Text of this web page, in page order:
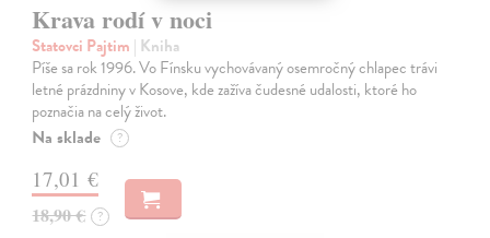
Krava rodí v noci
Statovci Pajtim | Kniha
Píše sa rok 1996. Vo Fínsku vychovávaný osemročný chlapec trávi
letné prázdniny v Kosove, kde zažíva čudesné udalosti, ktoré ho
poznačia na celý život.
Na sklade ?
17,01 €
18,90 € ?